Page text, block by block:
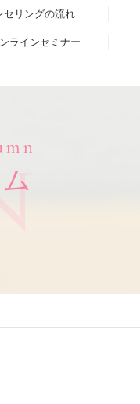
セリングの流れ
ラインセミナー